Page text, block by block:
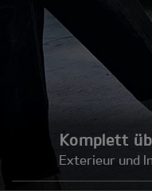
Komplett
Exterieur und